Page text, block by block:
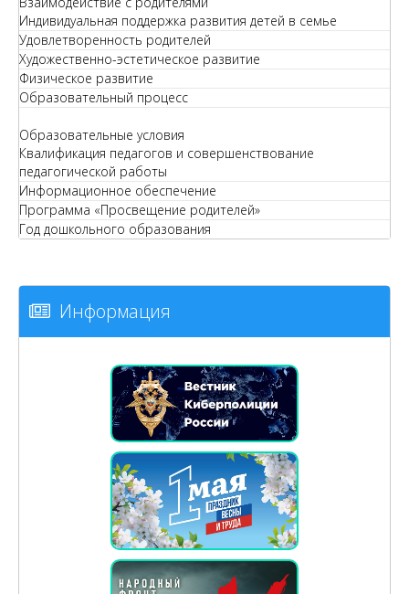
Индивидуальная поддержка развития детей в семье
Удовлетворенность родителей
Художественно-эстетическое развитие
Физическое развитие
Образовательный процесс
Образовательные условия
Квалификация педагогов и совершенствование
педагогической работы
Информационное обеспечение
Программа «Просвещение родителей»
Год дошкольного образования
Информация